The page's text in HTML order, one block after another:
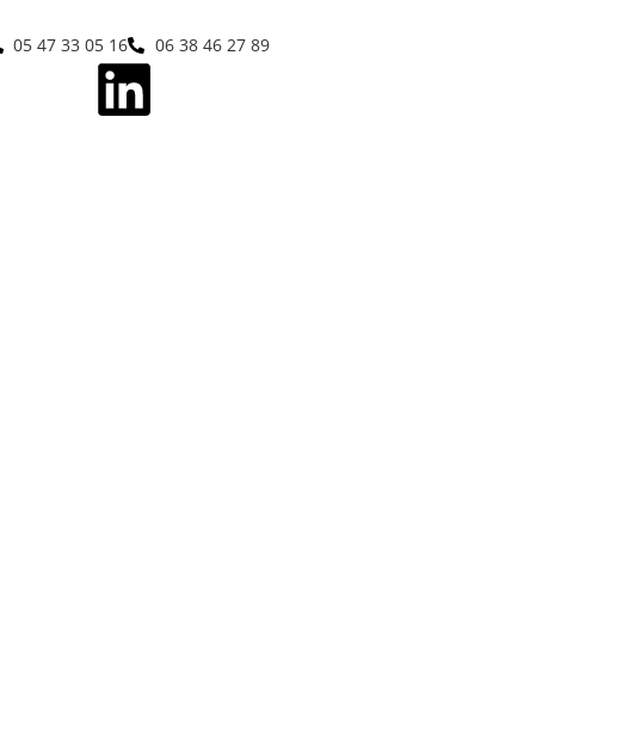
05 47 33 05 16 06 38 46 27 89